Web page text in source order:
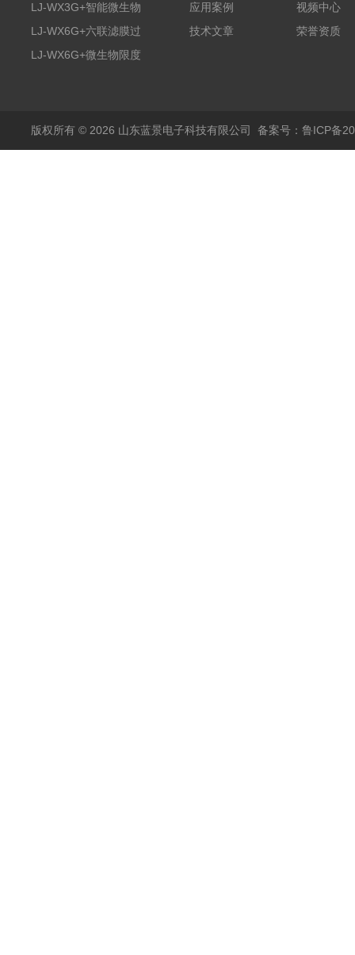
膜过滤装置
LJ-WX3G+智能微生物
限度仪
LJ-WX6G+六联滤膜过
滤器
LJ-WX6G+微生物限度
应用案例
技术文章
视频中心
荣誉资质
版权所有 © 2026 山东蓝景电子科技有限公司 备案号：鲁ICP备